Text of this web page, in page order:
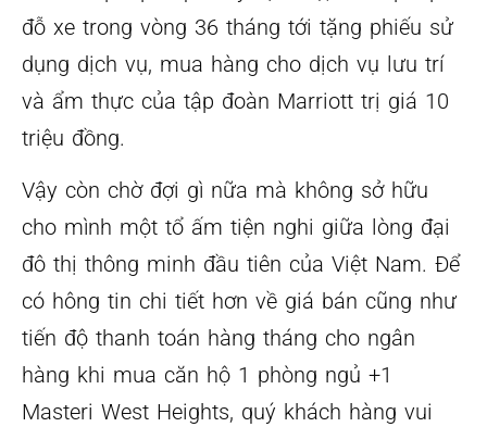
đỗ xe trong vòng 36 tháng tới tặng phiếu sử
dụng dịch vụ, mua hàng cho dịch vụ lưu trí
và ẩm thực của tập đoàn Marriott trị giá 10
triệu đồng.
Vậy còn chờ đợi gì nữa mà không sở hữu
cho mình một tổ ấm tiện nghi giữa lòng đại
đô thị thông minh đầu tiên của Việt Nam. Để
có hông tin chi tiết hơn về giá bán cũng như
tiến độ thanh toán hàng tháng cho ngân
hàng khi mua căn hộ 1 phòng ngủ +1
Masteri West Heights, quý khách hàng vui